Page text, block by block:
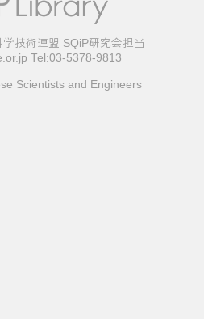
技術連盟 SQiP研究会担当
Tel:03-5378-9813
Scientists and Engineers